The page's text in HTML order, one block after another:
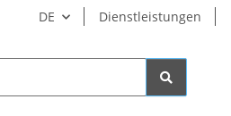
DE Dienstleistungen